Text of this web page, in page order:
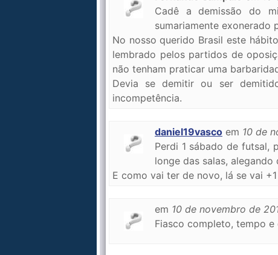
Cadê a demissão do
sumariamente exonerado
No nosso querido Brasil este
lembrado pelos partidos de
não tenham praticar uma
Devia se demitir ou ser
incompetência.
daniel19vasco em 10 de
Perdi 1 sábado de futsal,
longe das salas,
E como vai ter de novo, lá se vai
em 10 de novembro de
Fiasco completo, tempo